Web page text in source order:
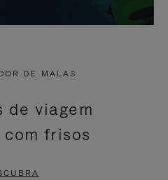
DE MALAS
de viagem
frisos